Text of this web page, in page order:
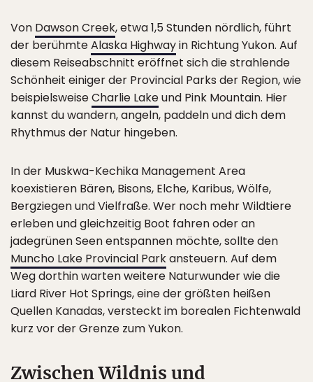
Von Dawson Creek, etwa 1,5 Stunden nördlich, führt
der berühmteAlaska Highwayin Richtung Yukon. Auf
diesem Reiseabschnitt eröffnet sich die strahlende
Schönheit einiger der Provincial Parks der Region, wie
beispielsweiseCharlie Lakeund Pink Mountain. Hier
kannst du wandern, angeln, paddeln und dich dem
Rhythmus der Natur hingeben.
In der Muskwa-Kechika Management Area
koexistieren Bären, Bisons, Elche, Karibus, Wölfe,
Bergziegen und Vielfraße. Wer noch mehr Wildtiere
erleben und gleichzeitig Boot fahren oder an
jadegrünen Seen entspannen möchte, sollte den
Muncho Lake Provincial Parkansteuern. Auf dem
Weg dorthin warten weitere Naturwunder wie die
Liard River Hot Springs, eine der größten heißen
Quellen Kanadas, versteckt im borealen Fichtenwald
kurz vor der Grenze zum Yukon.
Zwischen Wildnis und